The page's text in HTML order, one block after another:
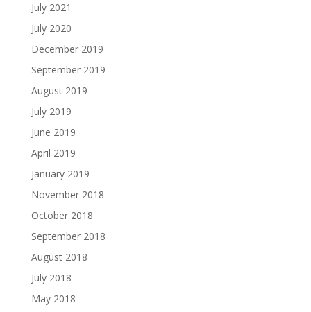
July 2021
July 2020
December 2019
September 2019
August 2019
July 2019
June 2019
April 2019
January 2019
November 2018
October 2018
September 2018
August 2018
July 2018
May 2018